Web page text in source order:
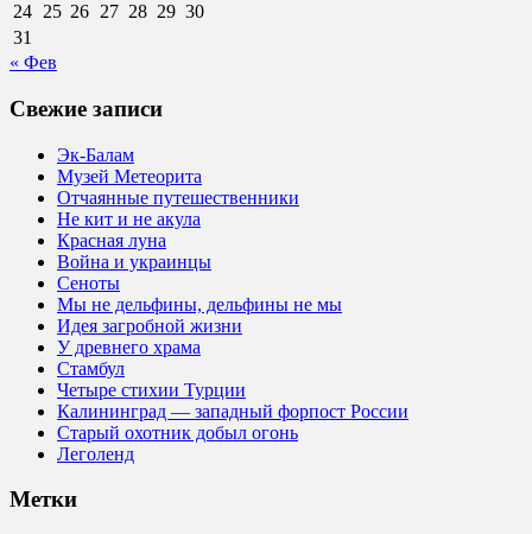
24 25 26 27 28 29 30
31
« Фев
Свежие записи
Эк-Балам
Музей Метеорита
Отчаянные путешественники
Не кит и не акула
Красная луна
Война и украинцы
Сеноты
Мы не дельфины, дельфины не мы
Идея загробной жизни
У древнего храма
Стамбул
Четыре стихии Турции
Калининград — западный форпост России
Старый охотник добыл огонь
Леголенд
Метки